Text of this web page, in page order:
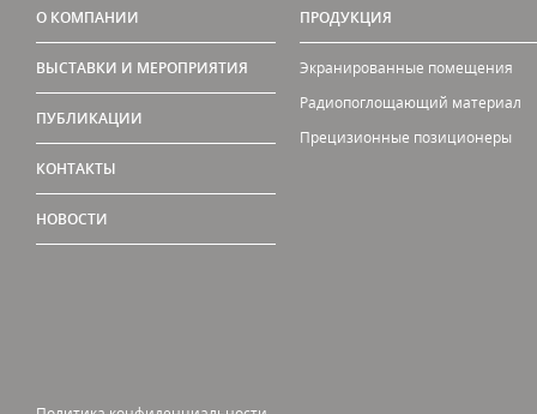
О КОМПАНИИ
ВЫСТАВКИ И МЕРОПРИЯТИЯ
ПУБЛИКАЦИИ
КОНТАКТЫ
НОВОСТИ
ПРОДУКЦИЯ
Экранированные помещения
Радиопоглощающий материал
Прецизионные позиционеры